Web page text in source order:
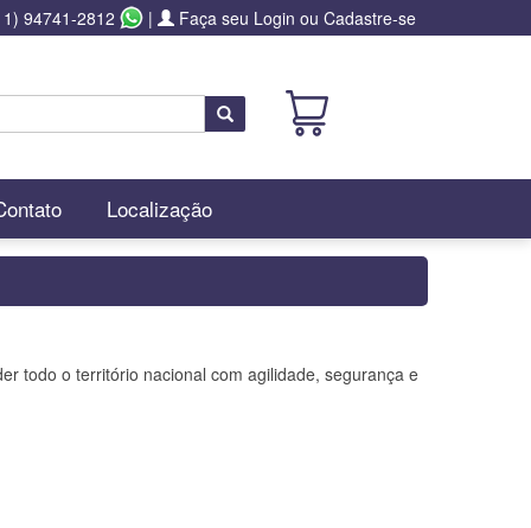
94741-2812 | Faça seu Login ou Cadastre-se
Buscar
Localização
todo o território nacional com agilidade, segurança e